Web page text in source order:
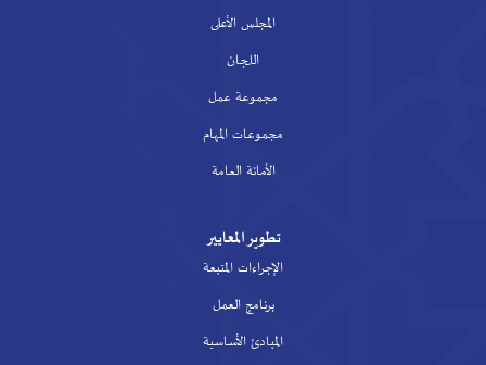
المجلس الأعلى
اللجان
مجموعة عمل
مجموعات المهام
الأمانة العامة
تطوير المعايير
الإجراءات المتبعة
برنامج العمل
المبادئ الأساسية